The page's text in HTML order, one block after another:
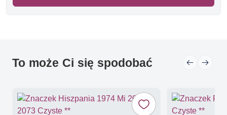
To może Ci się spodobać